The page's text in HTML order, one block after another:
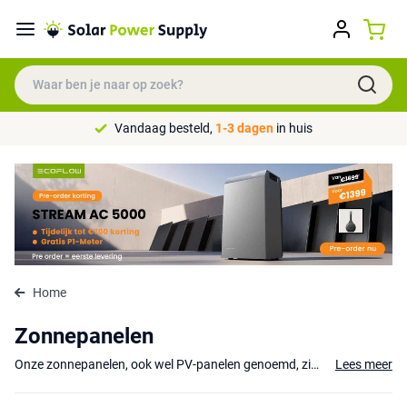
Vandaag besteld, 1-3 dagen in huis
Home
Zonnepanelen
Onze zonnepanelen, ook wel PV-panelen genoemd, zijn ideaal voor verschillende toepassingen, van kamperen tot gebruik op een Lees meer